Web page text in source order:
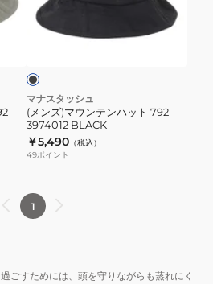
ン
ハ
ッ
ト
792-
3974012
マナスタッシュ
(メンズ)マウンテンハット 792-
3974012 BLACK
￥5,490 （税込）
49ポイント
1
ごすためには、頭を守りながらも蒸れにく